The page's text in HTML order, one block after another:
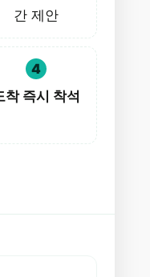
간 제안
4
착 즉시 착석